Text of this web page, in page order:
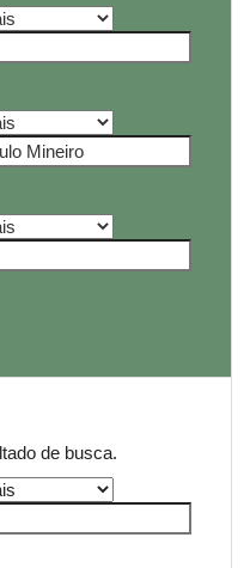
de busca.